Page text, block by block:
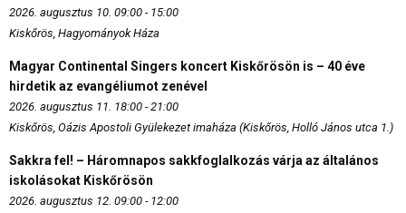
2026. augusztus 10. 09:00 - 15:00
Kiskőrös, Hagyományok Háza
Magyar Continental Singers koncert Kiskőrösön is – 40 éve
hirdetik az evangéliumot zenével
2026. augusztus 11. 18:00 - 21:00
Kiskőrös, Oázis Apostoli Gyülekezet imaháza (Kiskőrös, Holló János utca 1.)
Sakkra fel! – Háromnapos sakkfoglalkozás várja az általános
iskolásokat Kiskőrösön
2026. augusztus 12. 09:00 - 12:00